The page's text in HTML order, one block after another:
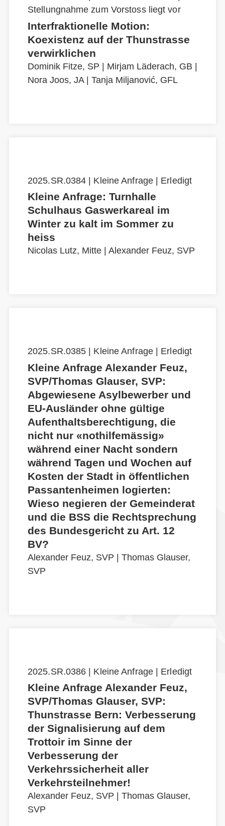
Stellungnahme zum Vorstoss liegt vor
Interfraktionelle Motion:
Koexistenz auf der Thunstrasse
verwirklichen
Dominik Fitze, SP | Mirjam Läderach, GB |
Nora Joos, JA| Tanja Miljanović, GFL
2025.SR.0384 | Kleine Anfrage | Erledigt
Kleine Anfrage: Turnhalle
Schulhaus Gaswerkareal im
Winter zu kalt im Sommer zu
heiss
Nicolas Lutz, Mitte Alexander Feuz, SVP
2025.SR.0385 | Kleine Anfrage | Erledigt
Kleine Anfrage Alexander Feuz,
SVP/Thomas Glauser, SVP:
Abgewiesene Asylbewerber und
EU-Ausländer ohne gültige
Aufenthaltsberechtigung, die
nicht nur «nothilfemässig»
während einer Nacht sondern
während Tagen und Wochen auf
Kosten der Stadt in öffentlichen
Passantenheimen logierten:
Wieso negieren der Gemeinderat
und die BSS die Rechtsprechung
des Bundesgericht zu Art. 12
BV?
Alexander Feuz, SVP | Thomas Glauser,
SVP
2025.SR.0386 | Kleine Anfrage | Erledigt
Kleine Anfrage Alexander Feuz,
SVP/Thomas Glauser, SVP:
Thunstrasse Bern: Verbesserung
der Signalisierung auf dem
Trottoir im Sinne der
Verbesserung der
Verkehrssicherheit aller
Verkehrsteilnehmer!
Alexander Feuz, SVP
Thomas Glauser,
SVP